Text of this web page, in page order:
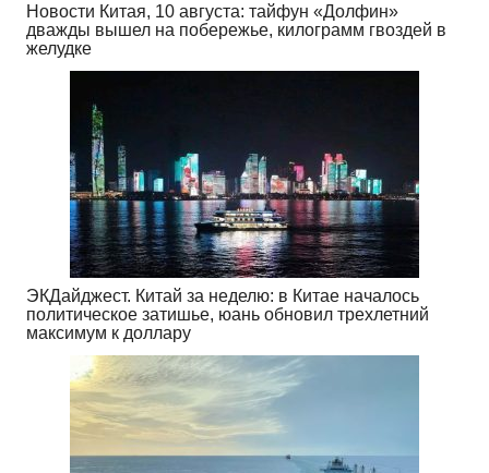
Новости Китая, 10 августа: тайфун «Долфин»
дважды вышел на побережье, килограмм гвоздей в
желудке
ЭКДайджест. Китай за неделю: в Китае началось
политическое затишье, юань обновил трехлетний
максимум к доллару